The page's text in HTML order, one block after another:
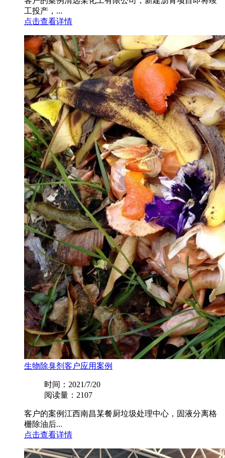
工投产，...
点击查看详情
生物除臭剂客户应用案例
时间：2021/7/20
阅读量：2107
客户的案例江西南昌某餐厨垃圾处理中心，固液分离格
栅除油后...
点击查看详情